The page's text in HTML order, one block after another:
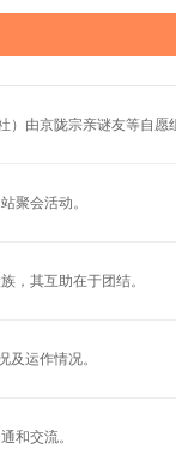
）由京陇宗亲谜友等自
聚会活动。
，其互助在于团结。
及运作情况。
和交流。